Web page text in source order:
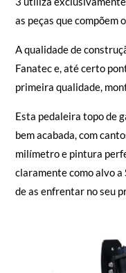
as peças que compõem
A qualidade de
Fanatec e, até certo
primeira qualidade,
Esta pedaleira topo de
bem acabada, com
milímetro e pintura
claramente como alvo a
de as enfrentar no seu